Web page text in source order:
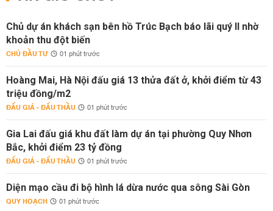
Chủ dự án khách sạn bên hồ Trúc Bạch báo lãi quý II nhờ
khoản thu đột biến
CHỦ ĐẦU TƯ 01 phút trước
Hoàng Mai, Hà Nội đấu giá 13 thửa đất ở, khởi điểm từ 43
triệu đồng/m2
ĐẤU GIÁ - ĐẤU THẦU 01 phút trước
Gia Lai đấu giá khu đất làm dự án tại phường Quy Nhơn
Bắc, khởi điểm 23 tỷ đồng
ĐẤU GIÁ - ĐẤU THẦU 01 phút trước
Diện mạo cầu đi bộ hình lá dừa nước qua sông Sài Gòn
QUY HOẠCH 01 phút trước